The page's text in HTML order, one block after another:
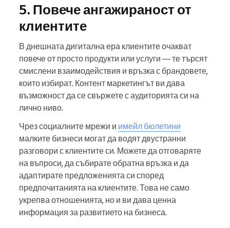
5. Повече ангажираност от
клиентите
В днешната дигитална ера клиентите очакват
повече от просто продукти или услуги — те търсят
смислени взаимодействия и връзка с брандовете,
които избират. Контент маркетингът ви дава
възможност да се свържете с аудиторията си на
лично ниво.
Чрез социалните мрежи и имейл бюлетини
малките бизнеси могат да водят двустранни
разговори с клиентите си. Можете да отговаряте
на въпроси, да събирате обратна връзка и да
адаптирате предложенията си според
предпочитанията на клиентите. Това не само
укрепва отношенията, но и ви дава ценна
информация за развитието на бизнеса.